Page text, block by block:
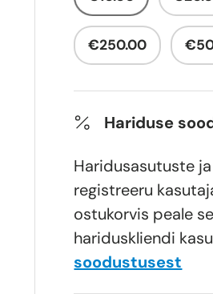
galerii vaatesse
Laadi pilt 7 galerii vaatesse
€250.00
Hariduse
Haridusasutuste
registreeru
ostukorvis peale
hariduskliendi
soodustusest